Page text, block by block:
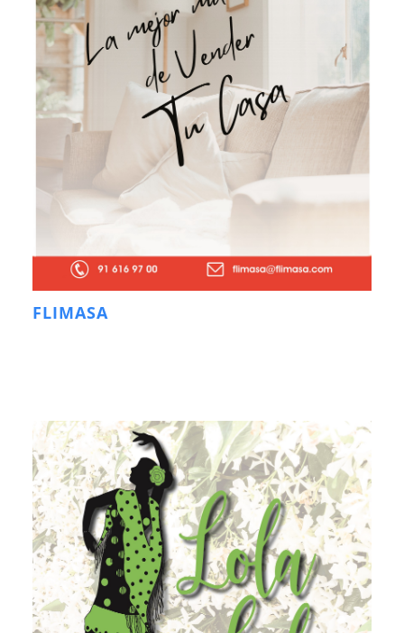
FLIMASA